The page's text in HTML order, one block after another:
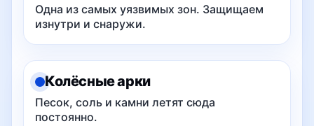
Одна из самых уязвимых зон. Защищаем
изнутри и снаружи.
Колёсные арки
Песок, соль и камни летят сюда
постоянно.